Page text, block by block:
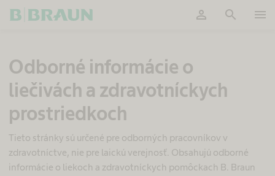
person search menu
Odborné informácie o
liečivách a zdravotníckych
prostriedkoch
Tieto stránky sú určené pre odborných pracovníkov v
zdravotníctve, nie pre laickú verejnosť. Obsahujú odborné
informácie o liekoch a zdravotníckych pomôckach B. Braun